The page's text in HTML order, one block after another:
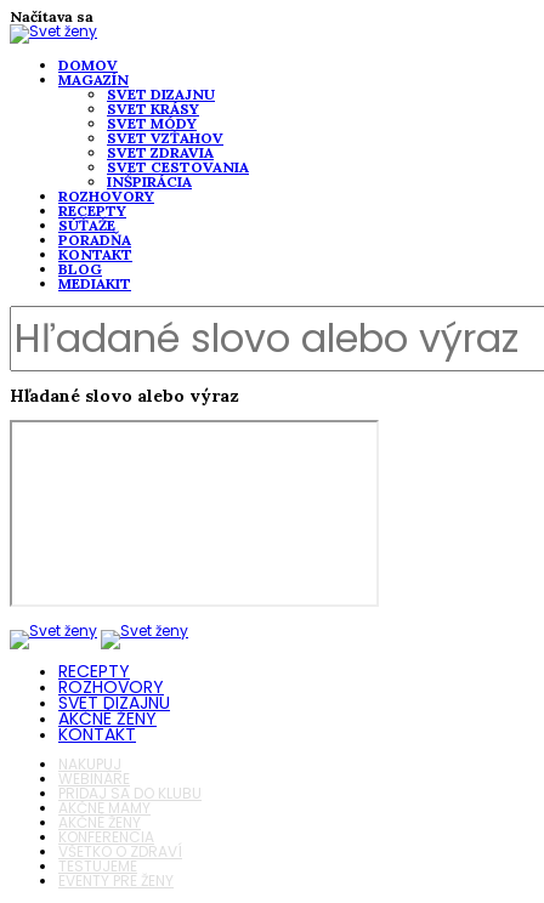
Načítava sa
DOMOV
MAGAZÍN
SVET DIZAJNU
SVET KRÁSY
SVET MÓDY
SVET VZŤAHOV
SVET ZDRAVIA
SVET CESTOVANIA
INŠPIRÁCIA
ROZHOVORY
RECEPTY
SÚŤAŽE
PORADŇA
KONTAKT
BLOG
MEDIAKIT
Hľadané slovo alebo výraz
RECEPTY
ROZHOVORY
SVET DIZAJNU
AKČNÉ ŽENY
KONTAKT
NAKUPUJ
WEBINÁRE
PRIDAJ SA DO KLUBU
AKČNÉ MAMY
AKČNÉ ŽENY
KONFERENCIA
VŠETKO O ZDRAVÍ
TESTUJEME
EVENTY PRE ŽENY